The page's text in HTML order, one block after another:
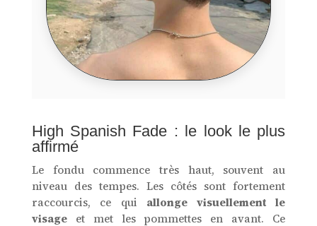
High Spanish Fade : le look le plus
affirmé
Le fondu commence très haut, souvent au
niveau des tempes. Les côtés sont fortement
raccourcis, ce qui allonge visuellement le
visageet met les pommettes en avant. Ce